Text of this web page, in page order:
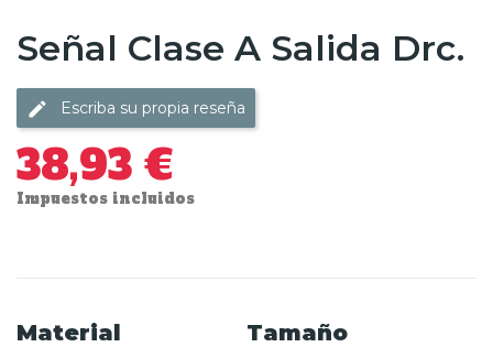
Señal Clase A Salida Drc.
Escriba su propia reseña
38,93 €
Impuestos incluidos
Material Tamaño